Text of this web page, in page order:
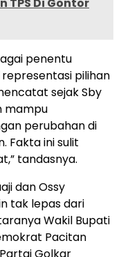
TPS Di Gontor
penentu
pilihan
sejak Sby
mampu
perubahan di
Fakta ini sulit
tandasnya.
dan Ossy
tak lepas dari
Wakil Bupati
Pacitan